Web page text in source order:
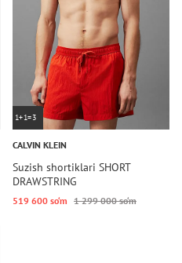
1+1=3
CALVIN KLEIN
Suzish shortiklari SHORT
DRAWSTRING
519 600 so‘m 1 299 000 so‘m